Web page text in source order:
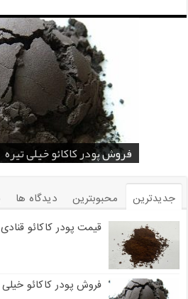
قیمت پودر کاکائو قنادی
فروش پودر کاکائو خیلی تیره
قیمت پودر کاکائو کارگیل
فروش ضد کلوخه پودر کاکائو ( Anti Cake )
خرید پودر کاکائو و کافی
فروش پودر کاکائو و کافی
خرید اسانس پودری شکلات 10 کیلویی
خرید اسانس پودری قهوه
خرید کافی کریمر غیر لبنی 25 کیلویی اندونزی
جدیدترین محبوبترین دیدگاه ها
قیمت پودر کاکائو قنادی
فروش پودر کاکائو خیلی